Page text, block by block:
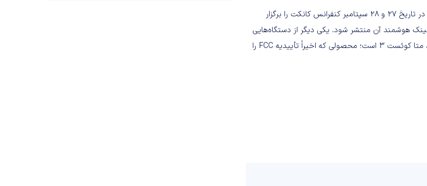
درحال‌حاضر متا واکنشی به این گزارش‌ها نشان نداده است، بااین‌حال در تاریخ 27 و 28 سپتامبر کنفرانس کانکت را برگزار
عینک هوشمند آن منتشر شود. یکی دیگر از دستگاه‌هایی
که انتظار داریم در این کنفرانس اطلاعات بیشتری درباره آن ارائه شود، متا کوئست 3 است؛ محصولی که اخیراً تأییدیه FCC را